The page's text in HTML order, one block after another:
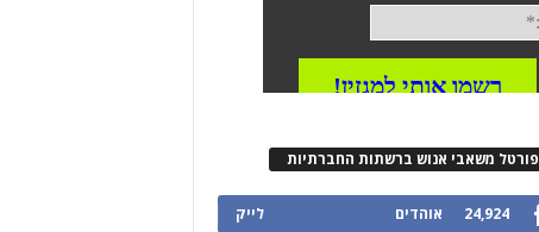
פורטל משאבי אנוש ברשתות החברתיות
24,924 אוהדים לייק